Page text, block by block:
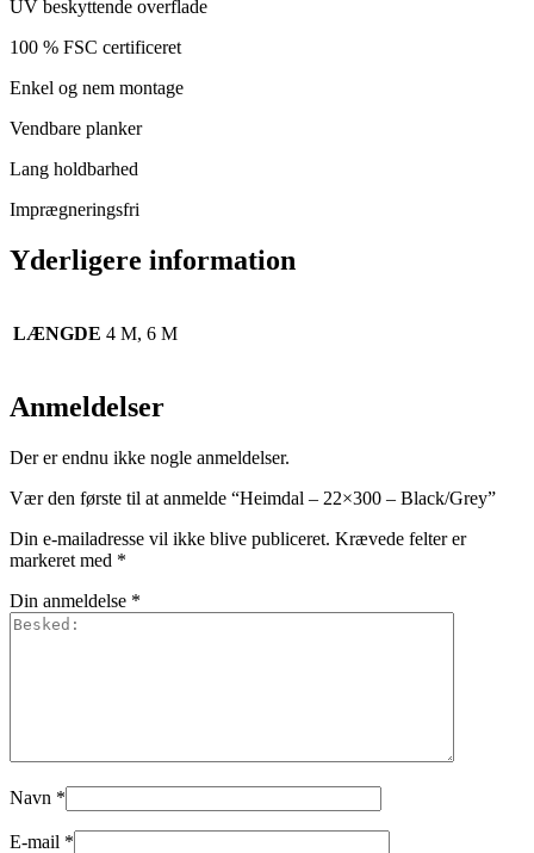
UV beskyttende overflade
100 % FSC certificeret
Enkel og nem montage
Vendbare planker
Lang holdbarhed
Imprægneringsfri
Yderligere information
LÆNGDE 4 M, 6 M
Anmeldelser
Der er endnu ikke nogle anmeldelser.
Vær den første til at anmelde “Heimdal – 22×300 – Black/Grey”
Din e-mailadresse vil ikke blive publiceret. Krævede felter er
markeret med *
Din anmeldelse *
Navn *
E-mail *